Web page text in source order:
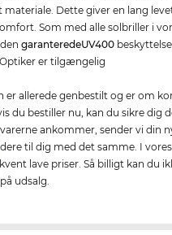
materiale. Dette giver en lang
Som med alle solbriller i
dengaranteredeUV400
er tilgængelig
er allerede genbestilt og er om
du bestiller nu, kan du sikre dig
ankommer, sender vi din
til dig med det samme. I
lave priser. Så billigt kan du
udsalg.